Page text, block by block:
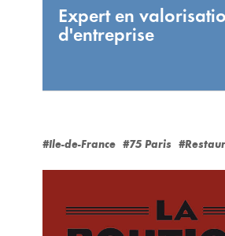
Expert en
d'entreprise
#Ile-de-France #75 Paris